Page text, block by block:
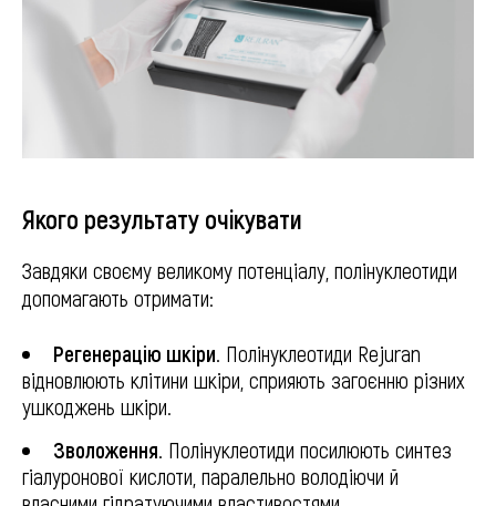
Якого результату очікувати
Завдяки своєму великому потенціалу, полінуклеотиди
допомагають отримати:
Регенерацію шкіри. Полінуклеотиди Rejuran
відновлюють клітини шкіри, сприяють загоєнню різних
ушкоджень шкіри.
Зволоження. Полінуклеотиди посилюють синтез
гіалуронової кислоти, паралельно володіючи й